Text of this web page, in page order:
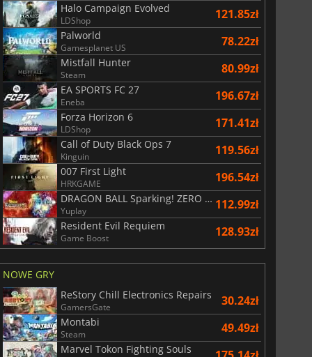
155.24zł
Gate 3
175.00
Halo Campaign Evolved
LDShop 121.85zł
Palworld
Gamesplanet US 78.22zł
Mistfall Hunter
Steam 80.99zł
EA SPORTS FC 27
Eneba 196.67zł
Forza Horizon 6
LDShop 171.41zł
Call of Duty Black Ops 7
Kinguin 119.56zł
007 First Light
HRKGAME 196.54zł
DRAGON BALL Sparking! ZERO Super Limit Breaking NEO
Yuplay 112.99zł
Resident Evil Requiem
Game Boost 128.93zł
NOWE GRY
ReStory Chill Electronics Repairs
GamersGate 30.24zł
Montabi
Steam 49.49zł
Marvel Tokon Fighting Souls